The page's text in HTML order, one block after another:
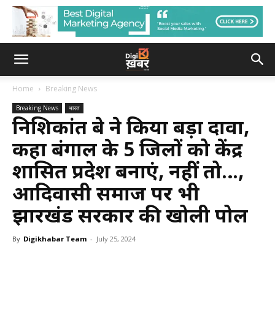
Home Breaking News
Breaking News भारत
निशिकांत दुबे ने किया बड़ा दावा,
कहा बंगाल के 5 जिलों को केंद्र
शासित प्रदेश बनाएं, नहीं तो…,
आदिवासी समाज पर भी
झारखंड सरकार की खोली पोल
By Digikhabar Team - July 25, 2024